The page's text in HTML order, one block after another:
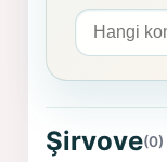
Arama yapın
Şirvove(0)